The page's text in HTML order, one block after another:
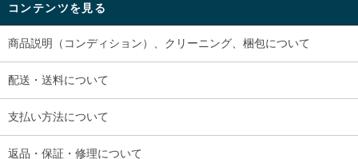
コンテンツを見る
商品説明（コンディション）、クリーニング、梱包について
配送・送料について
支払い方法について
返品・保証・修理について